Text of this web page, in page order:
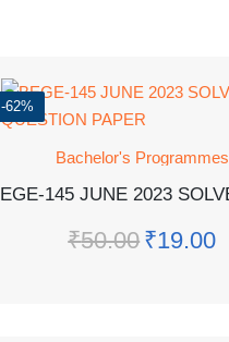
-62%
Bachelor's Programmes
₹50.00 ₹19.00